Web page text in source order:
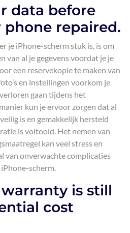
data before
repaired.
je iPhone-scherm stuk is, is om
van al je gegevens voordat je je
een reservekopie te maken van
en instellingen voorkom je
gaan tijdens het
kun je ervoor zorgen dat al
is en gemakkelijk hersteld
is voltooid. Het nemen van
kan veel stress en
van onverwachte complicaties
scherm.
is still
cost